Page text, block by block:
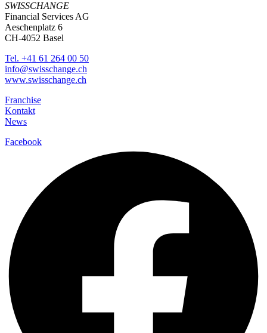
SWISSCHANGE
Financial Services AG
Aeschenplatz 6
CH-4052 Basel
Tel. +41 61 264 00 50
info@swisschange.ch
www.swisschange.ch
Franchise
Kontakt
News
Facebook